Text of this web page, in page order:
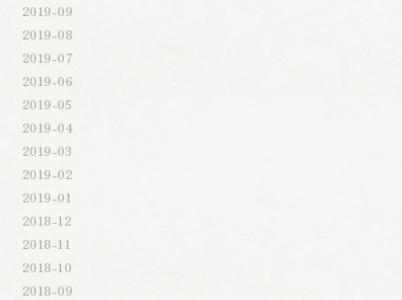
2019-09
2019-08
2019-07
2019-06
2019-05
2019-04
2019-03
2019-02
2019-01
2018-12
2018-11
2018-10
2018-09